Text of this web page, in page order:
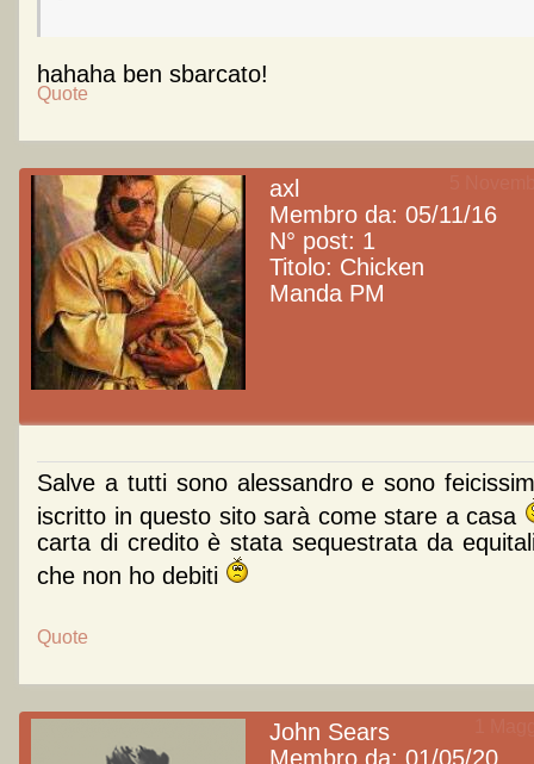
hahaha ben sbarcato!
Quote
axl
Membro da: 05/11/16
N° post: 1
Titolo: Chicken
Manda PM
Salve a tutti sono alessandro e sono
iscritto in questo sito sarà come stare a casa
carta di credito è stata sequestrata da
che non ho debiti
Quote
John Sears
Membro da: 01/05/20